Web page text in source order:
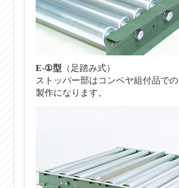
E-①型 （足踏み式）
ストッパー部はコンベヤ組付品での
製作になります。